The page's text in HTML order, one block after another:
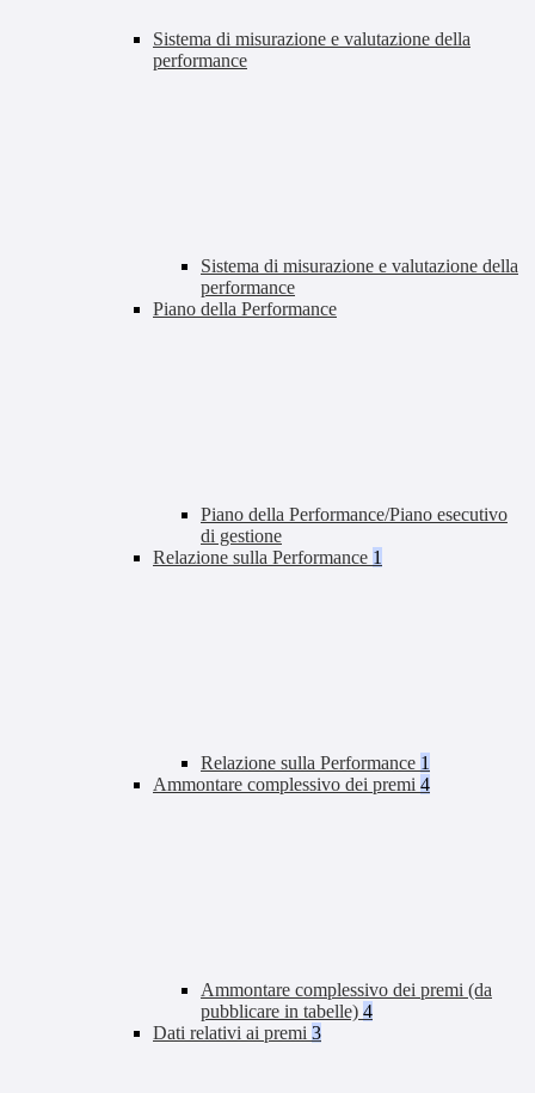
Sistema di misurazione e valutazione della
performance
Sistema di misurazione e valutazione della
performance
Piano della Performance
Piano della Performance/Piano esecutivo
di gestione
Relazione sulla Performance 1
Relazione sulla Performance 1
Ammontare complessivo dei premi 4
Ammontare complessivo dei premi (da
pubblicare in tabelle) 4
Dati relativi ai premi 3